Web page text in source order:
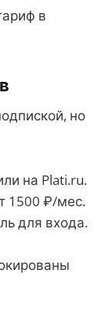
в
но
на Plati.ru.
1500 ₽/мес.
для входа.